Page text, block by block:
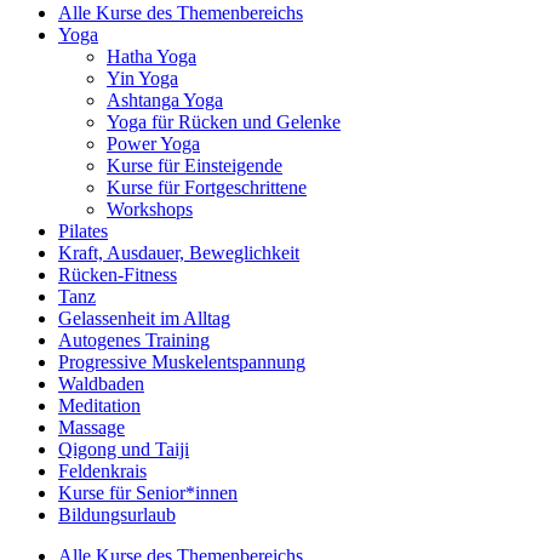
Alle Kurse des Themenbereichs
Yoga
Hatha Yoga
Yin Yoga
Ashtanga Yoga
Yoga für Rücken und Gelenke
Power Yoga
Kurse für Einsteigende
Kurse für Fortgeschrittene
Workshops
Pilates
Kraft, Ausdauer, Beweglichkeit
Rücken-Fitness
Tanz
Gelassenheit im Alltag
Autogenes Training
Progressive Muskelentspannung
Waldbaden
Meditation
Massage
Qigong und Taiji
Feldenkrais
Kurse für Senior*innen
Bildungsurlaub
Alle Kurse des Themenbereichs